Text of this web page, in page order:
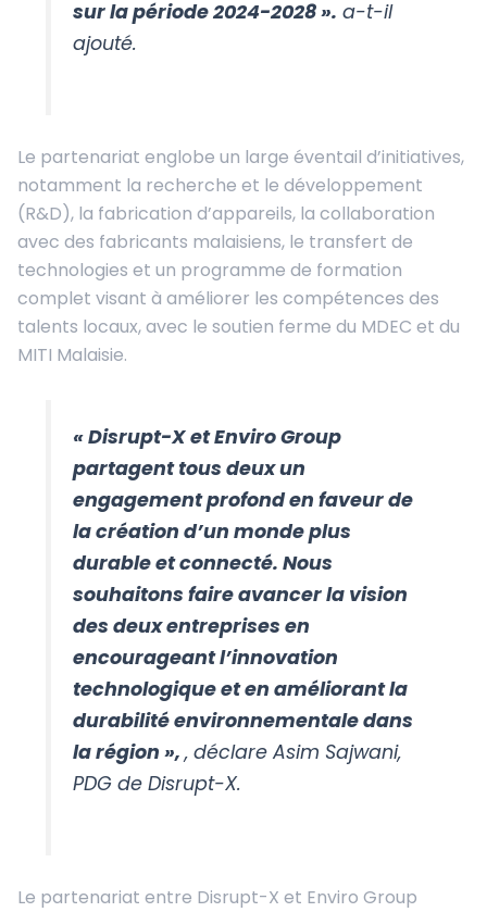
sur la période 2024-2028 ». a-t-il
ajouté.
Le partenariat englobe un large éventail d’initiatives,
notamment la recherche et le développement
(R&D), la fabrication d’appareils, la collaboration
avec des fabricants malaisiens, le transfert de
technologies et un programme de formation
complet visant à améliorer les compétences des
talents locaux, avec le soutien ferme du MDEC et du
MITI Malaisie.
« Disrupt-X et Enviro Group
partagent tous deux un
engagement profond en faveur de
la création d’un monde plus
durable et connecté. Nous
souhaitons faire avancer la vision
des deux entreprises en
encourageant l’innovation
technologique et en améliorant la
durabilité environnementale dans
la région »,, déclare Asim Sajwani,
PDG de Disrupt-X.
Le partenariat entre Disrupt-X et Enviro Group